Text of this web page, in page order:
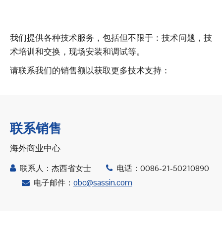
我们提供各种技术服务，包括但不限于：技术问题，技
术培训和交换，现场安装和调试等。
请联系我们的销售额以获取更多技术支持：
联系销售
海外商业中心
 联系人：杰西省女士  电话：0086-21-50210890
 电子邮件： obc@sassin.com